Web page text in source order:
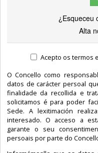
¿Esqueceu
Alta
Acepto os termos
O Concello como
datos de carácter persoal
finalidade da recollida e
solicitamos é para poder
Sede. A lexitimación
interesado. O acceso a
garante o seu
persoais por parte do